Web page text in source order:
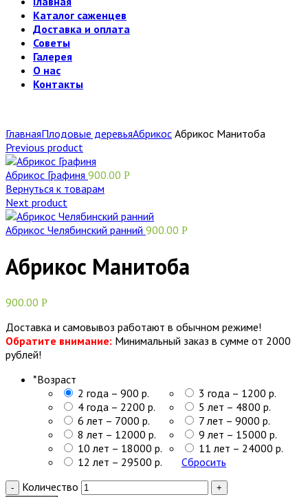
Каталог саженцев
Доставка и оплата
Советы
Галерея
О нас
Контакты
ГлавнаяПлодовые деревьяАбрикос Абрикос Манитоба
Previous product
Абрикос Графиня 900.00 Р
Вернуться к товарам
Next product
Абрикос Челябинский ранний 900.00 Р
Абрикос Манитоба
900.00 Р
Доставка и самовывоз работают в обычном режиме!
Обратите внимание: Минимальный заказ в сумме от 2000
рублей!
*Возраст
2 года – 900 р.
3 года – 1200 р.
4 года – 2200 р.
5 лет – 4800 р.
6 лет – 7000 р.
7 лет – 9000 р.
8 лет – 12000 р.
9 лет – 15000 р.
10 лет – 18000 р.
11 лет – 24000 р.
12 лет – 29500 р.
Сбросить
Количество